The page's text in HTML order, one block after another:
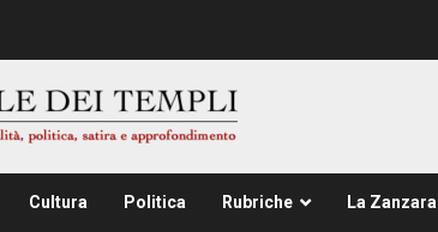
Cultura Politica Rubriche La